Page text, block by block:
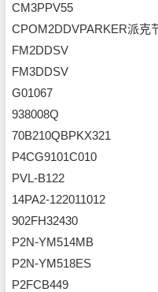
CM3PPV55
CPOM2DDVPARKER派克
FM2DDSV
FM3DDSV
G01067
938008Q
70B210QBPKX321
P4CG9101C010
PVL-B122
14PA2-122011012
902FH32430
P2N-YM514MB
P2N-YM518ES
P2FCB449